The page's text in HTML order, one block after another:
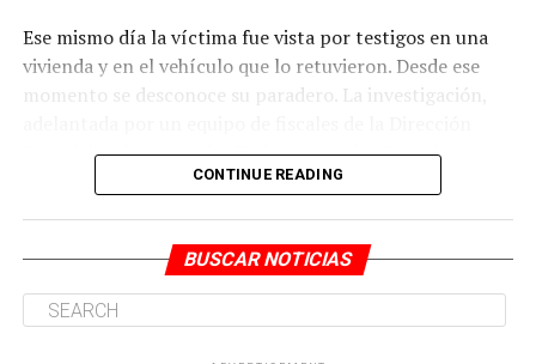
encargado de conducir el vehículo en el que todos los
procesados trasladaron el cuerpo de la mujer hasta la
zona rural del corregimiento La Buitrera, donde fue
Ese mismo día la víctima fue vista por testigos en una
vivienda y en el vehículo que lo retuvieron. Desde ese
momento se desconoce su paradero. La investigación,
Especializada contra las Violaciones a los Derechos
Humanos, estableció que los responsables de la
organizado (GDO).
Los Mesa que delinquen en el noroccidente antioqueño.
Willington Ortiz Muñoz, alias Willy, para la época de los
CONTINUE READING
BUSCAR NOTICIAS